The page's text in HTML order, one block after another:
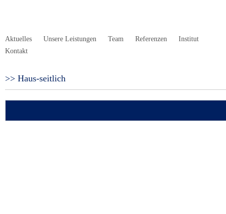
Aktuelles Unsere Leistungen Team Referenzen
Institut
Kontakt
Haus-seitlich